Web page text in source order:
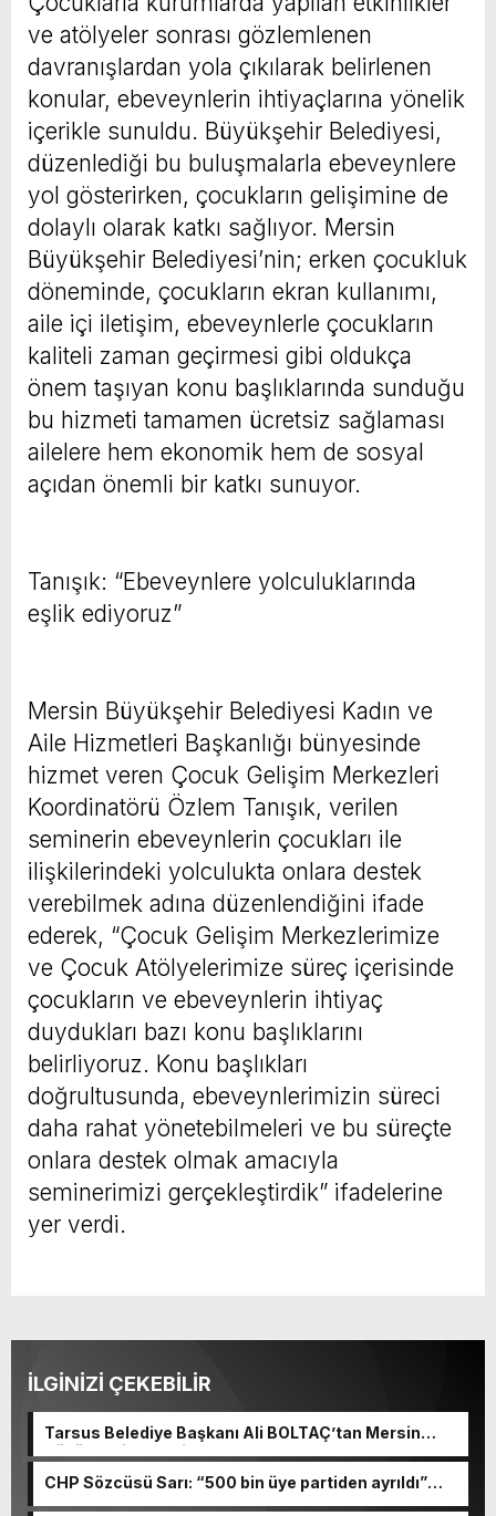
ve atölyeler sonrası gözlemlenen
davranışlardan yola çıkılarak belirlenen
konular, ebeveynlerin ihtiyaçlarına yönelik
içerikle sunuldu. Büyükşehir Belediyesi,
düzenlediği bu buluşmalarla ebeveynlere
yol gösterirken, çocukların gelişimine de
dolaylı olarak katkı sağlıyor. Mersin
Büyükşehir Belediyesi’nin; erken çocukluk
döneminde, çocukların ekran kullanımı,
aile içi iletişim, ebeveynlerle çocukların
kaliteli zaman geçirmesi gibi oldukça
önem taşıyan konu başlıklarında sunduğu
bu hizmeti tamamen ücretsiz sağlaması
ailelere hem ekonomik hem de sosyal
açıdan önemli bir katkı sunuyor.
Tanışık: “Ebeveynlere yolculuklarında
eşlik ediyoruz”
Mersin Büyükşehir Belediyesi Kadın ve
Aile Hizmetleri Başkanlığı bünyesinde
hizmet veren Çocuk Gelişim Merkezleri
Koordinatörü Özlem Tanışık, verilen
seminerin ebeveynlerin çocukları ile
ilişkilerindeki yolculukta onlara destek
verebilmek adına düzenlendiğini ifade
ederek, “Çocuk Gelişim Merkezlerimize
ve Çocuk Atölyelerimize süreç içerisinde
çocukların ve ebeveynlerin ihtiyaç
duydukları bazı konu başlıklarını
belirliyoruz. Konu başlıkları
doğrultusunda, ebeveynlerimizin süreci
daha rahat yönetebilmeleri ve bu süreçte
onlara destek olmak amacıyla
seminerimizi gerçekleştirdik” ifadelerine
yer verdi.
İLGİNİZİ ÇEKEBİLİR
Tarsus Belediye Başkanı Ali BOLTAÇ’tan Mersin
Büyükşehir Belediye Başkanı Ve TBB Başkanı Vahap
Belediyeler Birliği Başkanı ve Mersin Büyükşehir
Belediye Başkanımız Sayın Vahap Seçer’i
CHP Sözcüsü Sarı: “500 bin üye partiden ayrıldı”